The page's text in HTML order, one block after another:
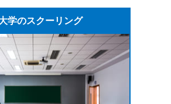
学のスクーリング